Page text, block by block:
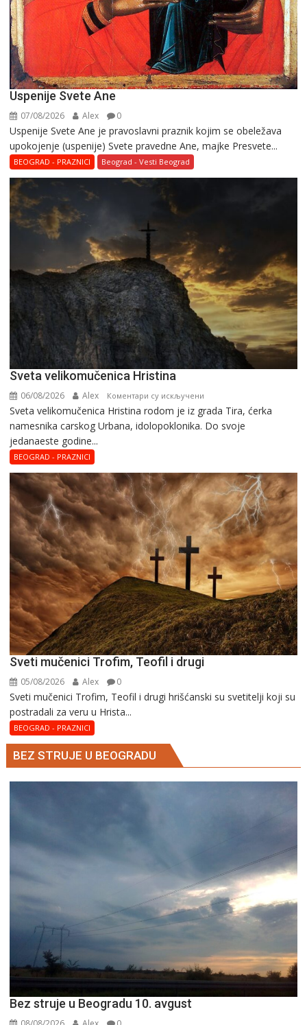
Uspenije Svete Ane
07/08/2026 Alex 0
Uspenije Svete Ane je pravoslavni praznik kojim se obeležava
upokojenje (uspenije) Svete pravedne Ane, majke Presvete...
BEOGRAD - PRAZNICI Beograd - Vesti Beograd
Svеta vеlikоmučеnica Hristina
06/08/2026 Alex Коментари су искључени
Svеta
vеlikоmučеnica
Svеta vеlikоmučеnica Hristina rodom je iz grada Tira, ćerka
namesnika carskog Urbana, idolopoklonika. Dо svоје
јеdanaеstе gоdinе...
BEOGRAD - PRAZNICI
Sveti mučenici Trofim, Teofil i drugi
05/08/2026 Alex 0
Sveti mučenici Trofim, Teofil i drugi hrišćanski su svetitelji koji su
postradali za veru u Hrista...
BEOGRAD - PRAZNICI
BEZ STRUJE U BEOGRADU
Bez struje u Beogradu 10. avgust